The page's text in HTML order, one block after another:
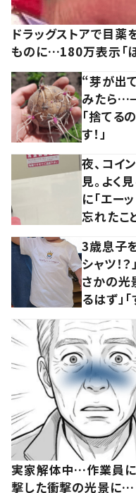
ドラッグストアで目
ものに…180万表示「ほ
“芽が出
みたら
「捨てる
す！」
夜、コイ
見。よく
に「エー
忘れたこ
3歳息子
シャツ！
さかの光
るはず」「
実家解体中…作業員に
撃した衝撃の光景に…